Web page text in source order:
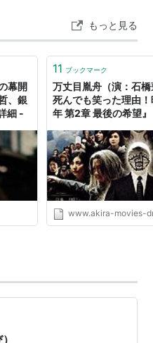
（元内閣総理大臣）など
もっと見る
幕開
、銀
細 -
11 ブックマーク
万丈目胤舟（演：石
死んでも笑った理由
年 第2章 最後の希望
www.akira-movies-